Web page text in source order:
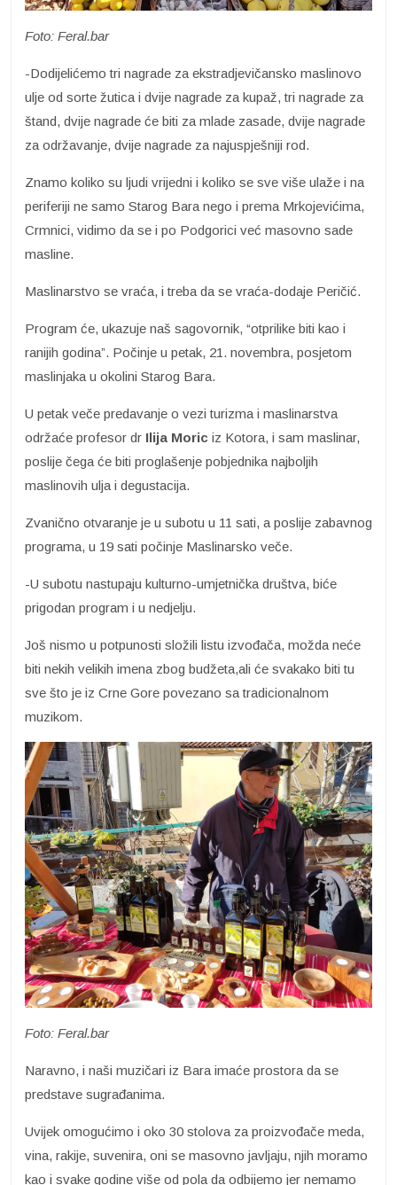
Foto: Feral.bar
-Dodijelićemo tri nagrade za ekstradjevičansko maslinovo
ulje od sorte žutica i dvije nagrade za kupaž, tri nagrade za
štand, dvije nagrade će biti za mlade zasade, dvije nagrade
za održavanje, dvije nagrade za najuspješniji rod.
Znamo koliko su ljudi vrijedni i koliko se sve više ulaže i na
periferiji ne samo Starog Bara nego i prema Mrkojevićima,
Crmnici, vidimo da se i po Podgorici već masovno sade
masline.
Maslinarstvo se vraća, i treba da se vraća-dodaje Peričić.
Program će, ukazuje naš sagovornik, “otprilike biti kao i
ranijih godina”. Počinje u petak, 21. novembra, posjetom
maslinjaka u okolini Starog Bara.
U petak veče predavanje o vezi turizma i maslinarstva
održaće profesor dr Ilija Moric iz Kotora, i sam maslinar,
poslije čega će biti proglašenje pobjednika najboljih
maslinovih ulja i degustacija.
Zvanično otvaranje je u subotu u 11 sati, a poslije zabavnog
programa, u 19 sati počinje Maslinarsko veče.
-U subotu nastupaju kulturno-umjetnička društva, biće
prigodan program i u nedjelju.
Još nismo u potpunosti složili listu izvođača, možda neće
biti nekih velikih imena zbog budžeta,ali će svakako biti tu
sve što je iz Crne Gore povezano sa tradicionalnom
muzikom.
Foto: Feral.bar
Naravno, i naši muzičari iz Bara imaće prostora da se
predstave sugrađanima.
Uvijek omogućimo i oko 30 stolova za proizvođače meda,
vina, rakije, suvenira, oni se masovno javljaju, njih moramo
kao i svake godine više od pola da odbijemo jer nemamo